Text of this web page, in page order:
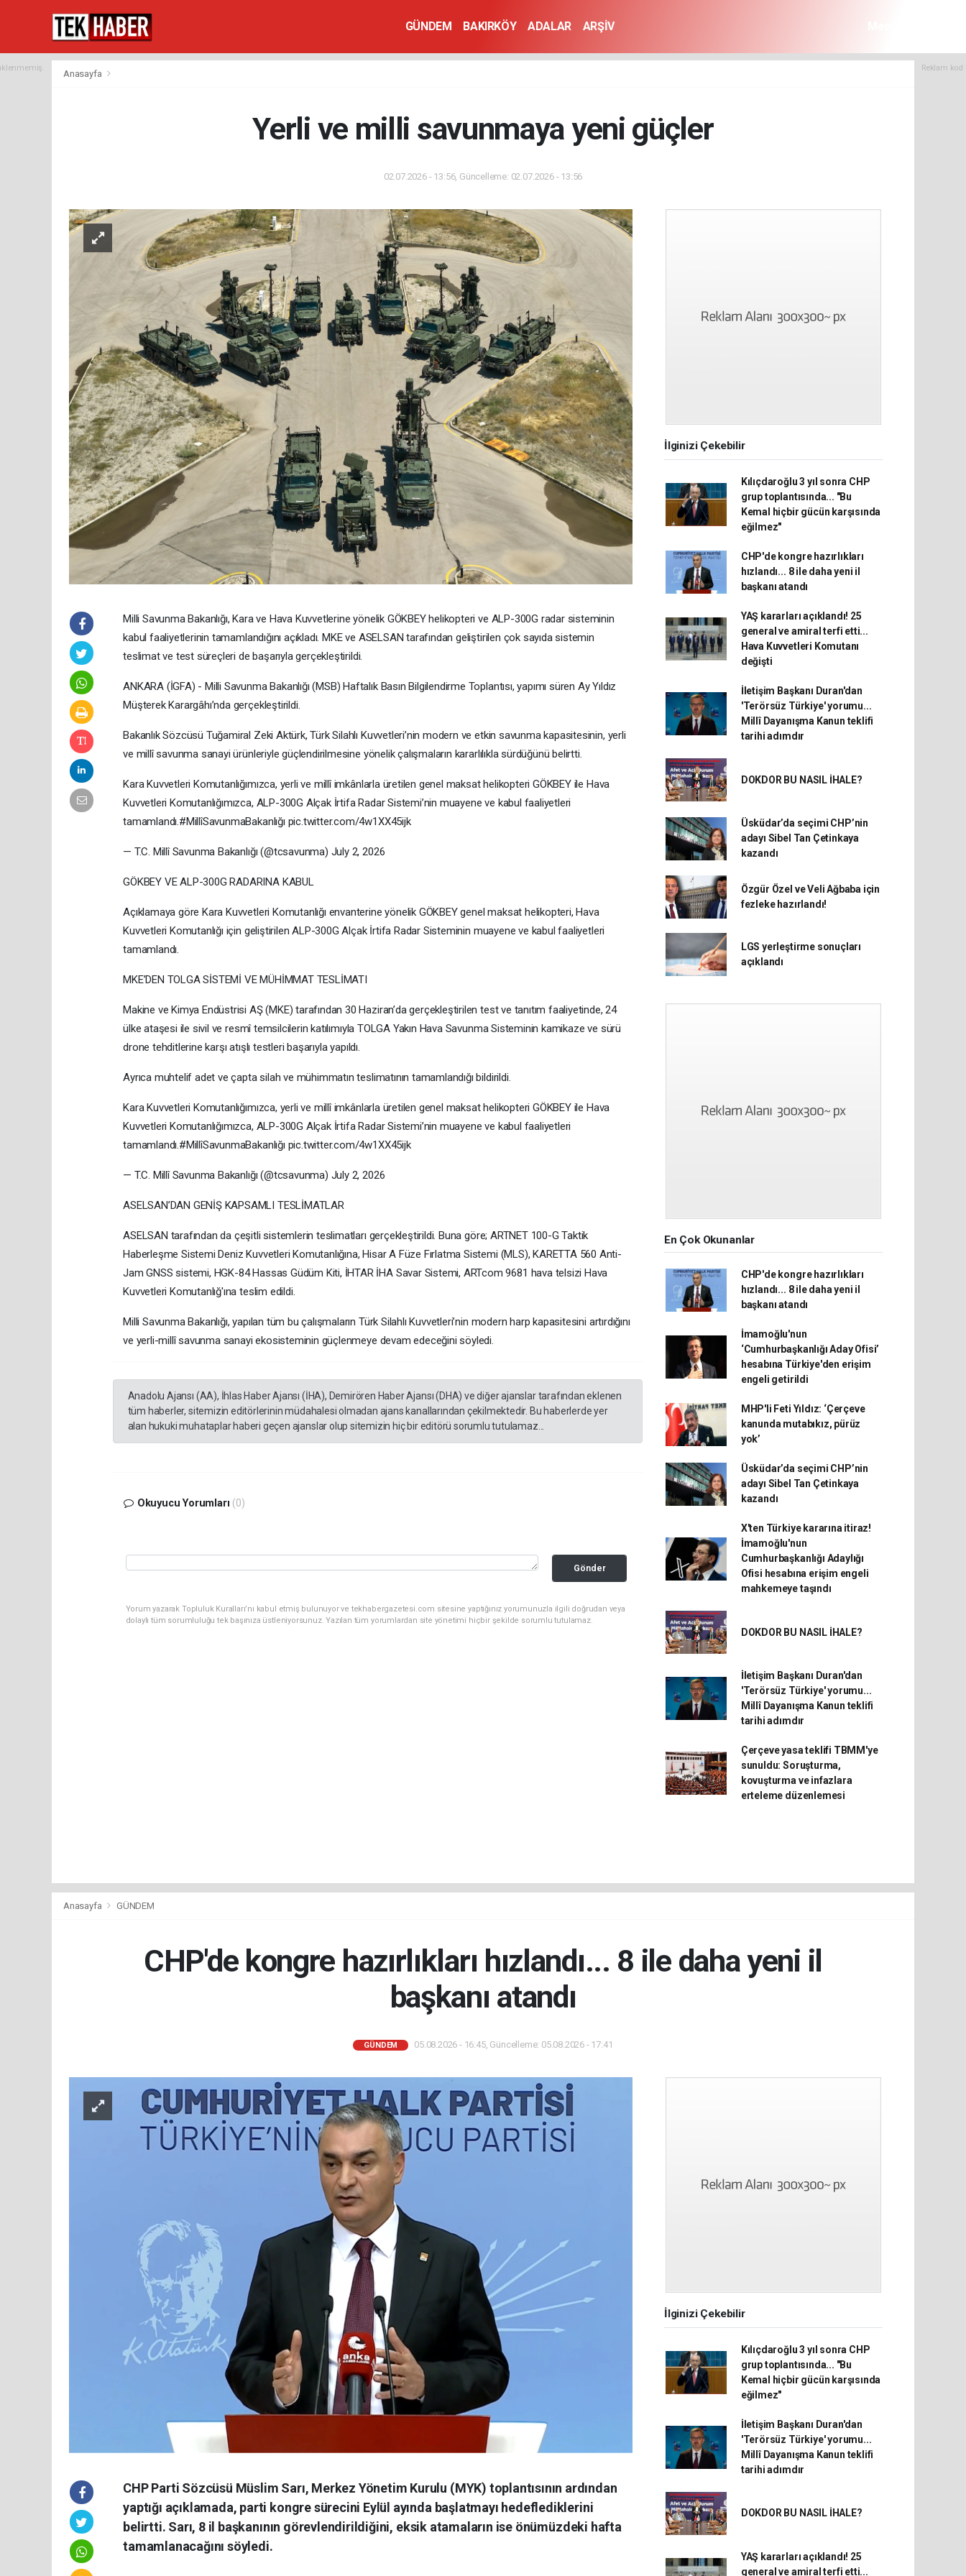
GÜNDEM BAKIRKÖY ADALAR ARŞİV
Reklam
Anasayfa
Yerli ve milli savunmaya yeni güçler
02.07.2026 - 13:56, Güncelleme: 02.07.2026 - 13:56
Milli Savunma Bakanlığı, Kara ve Hava Kuvvetlerine yönelik GÖKBEY helikopteri ve ALP-300G radar sisteminin
kabul faaliyetlerinin tamamlandığını açıkladı. MKE ve ASELSAN tarafından geliştirilen çok sayıda sistemin
teslimat ve test süreçleri de başarıyla gerçekleştirildi.
ANKARA (İGFA) - Milli Savunma Bakanlığı (MSB) Haftalık Basın Bilgilendirme Toplantısı, yapımı süren Ay Yıldız
Müşterek Karargâhı’nda gerçekleştirildi.
Bakanlık Sözcüsü Tuğamiral Zeki Aktürk, Türk Silahlı Kuvvetleri’nin modern ve etkin savunma kapasitesinin, yerli
ve millî savunma sanayi ürünleriyle güçlendirilmesine yönelik çalışmaların kararlılıkla sürdüğünü belirtti.
Kara Kuvvetleri Komutanlığımızca, yerli ve millî imkânlarla üretilen genel maksat helikopteri GÖKBEY ile Hava
Kuvvetleri Komutanlığımızca, ALP-300G Alçak İrtifa Radar Sistemi’nin muayene ve kabul faaliyetleri
tamamlandı.#MillîSavunmaBakanlığı pic.twitter.com/4w1XX45ijk
— T.C. Millî Savunma Bakanlığı (@tcsavunma) July 2, 2026
GÖKBEY VE ALP-300G RADARINA KABUL
Açıklamaya göre Kara Kuvvetleri Komutanlığı envanterine yönelik GÖKBEY genel maksat helikopteri, Hava
Kuvvetleri Komutanlığı için geliştirilen ALP-300G Alçak İrtifa Radar Sisteminin muayene ve kabul faaliyetleri
tamamlandı.
MKE’DEN TOLGA SİSTEMİ VE MÜHİMMAT TESLİMATI
Makine ve Kimya Endüstrisi AŞ (MKE) tarafından 30 Haziran’da gerçekleştirilen test ve tanıtım faaliyetinde, 24
ülke ataşesi ile sivil ve resmî temsilcilerin katılımıyla TOLGA Yakın Hava Savunma Sisteminin kamikaze ve sürü
drone tehditlerine karşı atışlı testleri başarıyla yapıldı.
Ayrıca muhtelif adet ve çapta silah ve mühimmatın teslimatının tamamlandığı bildirildi.
Kara Kuvvetleri Komutanlığımızca, yerli ve millî imkânlarla üretilen genel maksat helikopteri GÖKBEY ile Hava
Kuvvetleri Komutanlığımızca, ALP-300G Alçak İrtifa Radar Sistemi’nin muayene ve kabul faaliyetleri
tamamlandı.#MillîSavunmaBakanlığı pic.twitter.com/4w1XX45ijk
— T.C. Millî Savunma Bakanlığı (@tcsavunma) July 2, 2026
ASELSAN’DAN GENİŞ KAPSAMLI TESLİMATLAR
ASELSAN tarafından da çeşitli sistemlerin teslimatları gerçekleştirildi. Buna göre; ARTNET 100-G Taktik
Haberleşme Sistemi Deniz Kuvvetleri Komutanlığına, Hisar A Füze Fırlatma Sistemi (MLS), KARETTA 560 Anti-
Jam GNSS sistemi, HGK-84 Hassas Güdüm Kiti, İHTAR İHA Savar Sistemi, ARTcom 9681 hava telsizi Hava
Kuvvetleri Komutanlığ'ına teslim edildi.
Milli Savunma Bakanlığı, yapılan tüm bu çalışmaların Türk Silahlı Kuvvetleri’nin modern harp kapasitesini artırdığını
ve yerli-millî savunma sanayi ekosisteminin güçlenmeye devam edeceğini söyledi.
Anadolu Ajansı (AA), İhlas Haber Ajansı (İHA), Demirören Haber Ajansı (DHA) ve diğer ajanslar tarafından eklenen
tüm haberler, sitemizin editörlerinin müdahalesi olmadan ajans kanallarından çekilmektedir. Bu haberlerde yer
alan hukuki muhataplar haberi geçen ajanslar olup sitemizin hiç bir editörü sorumlu tutulamaz...
Okuyucu Yorumları (0)
Gönder
Yorum yazarak Topluluk Kuralları’nı kabul etmiş bulunuyor ve tekhabergazetesi.com sitesine yaptığınız yorumunuzla ilgili doğrudan veya
dolaylı tüm sorumluluğu tek başınıza üstleniyorsunuz. Yazılan tüm yorumlardan site yönetimi hiçbir şekilde sorumlu tutulamaz.
İlginizi Çekebilir
Kılıçdaroğlu 3 yıl sonra CHP
grup toplantısında... "Bu
Kemal hiçbir gücün karşısında
eğilmez"
CHP'de kongre hazırlıkları
hızlandı... 8 ile daha yeni il
başkanı atandı
YAŞ kararları açıklandı! 25
general ve amiral terfi etti...
Hava Kuvvetleri Komutanı
değişti
İletişim Başkanı Duran'dan
'Terörsüz Türkiye' yorumu...
Millî Dayanışma Kanun teklifi
tarihi adımdır
DOKDOR BU NASIL İHALE?
Üsküdar’da seçimi CHP’nin
adayı Sibel Tan Çetinkaya
kazandı
Özgür Özel ve Veli Ağbaba için
fezleke hazırlandı!
LGS yerleştirme sonuçları
açıklandı
En Çok Okunanlar
CHP'de kongre hazırlıkları
hızlandı... 8 ile daha yeni il
başkanı atandı
İmamoğlu'nun
‘Cumhurbaşkanlığı Aday Ofisi’
hesabına Türkiye'den erişim
engeli getirildi
MHP'li Feti Yıldız: ‘Çerçeve
kanunda mutabıkız, pürüz
yok’
Üsküdar’da seçimi CHP’nin
adayı Sibel Tan Çetinkaya
kazandı
X'ten Türkiye kararına itiraz!
İmamoğlu'nun
Cumhurbaşkanlığı Adaylığı
Ofisi hesabına erişim engeli
mahkemeye taşındı
DOKDOR BU NASIL İHALE?
İletişim Başkanı Duran'dan
'Terörsüz Türkiye' yorumu...
Millî Dayanışma Kanun teklifi
tarihi adımdır
Çerçeve yasa teklifi TBMM'ye
sunuldu: Soruşturma,
kovuşturma ve infazlara
erteleme düzenlemesi
Anasayfa GÜNDEM
CHP'de kongre hazırlıkları hızlandı... 8 ile daha yeni il
başkanı atandı
GÜNDEM 05.08.2026 - 16:45, Güncelleme: 05.08.2026 - 17:41
CHP Parti Sözcüsü Müslim Sarı, Merkez Yönetim Kurulu (MYK) toplantısının ardından
yaptığı açıklamada, parti kongre sürecini Eylül ayında başlatmayı hedeflediklerini
belirtti. Sarı, 8 il başkanının görevlendirildiğini, eksik atamaların ise önümüzdeki hafta
tamamlanacağını söyledi.
İlginizi Çekebilir
Kılıçdaroğlu 3 yıl sonra CHP
grup toplantısında... "Bu
Kemal hiçbir gücün karşısında
eğilmez"
İletişim Başkanı Duran'dan
'Terörsüz Türkiye' yorumu...
Millî Dayanışma Kanun teklifi
tarihi adımdır
DOKDOR BU NASIL İHALE?
YAŞ kararları açıklandı! 25
general ve amiral terfi etti...